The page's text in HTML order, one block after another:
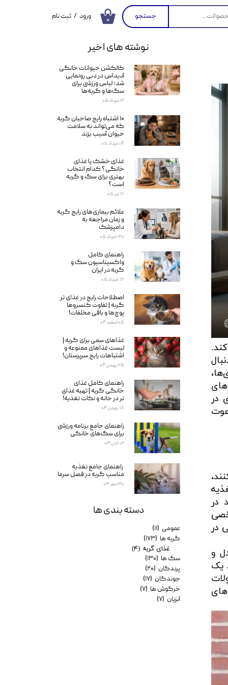
۰ جستجو ورود / ثبت نام
سفارشات
خروج از حساب
کاربردی در
در
در
و
یک
نوشته های اخیر
کالکشن حیوانات خانگی
آدیداس در دبی رونمایی
شد؛ لباس ورزشی برای
سگ‌ها و گربه‌ها
۱۴ مرداد ۰۵
۱۰ اشتباه رایج صاحبان گربه
که می‌تواند به سلامت
حیوان آسیب بزند
۰۴ مرداد ۰۵
غذای خشک یا غذای
خانگی؟ کدام انتخاب
بهتری برای سگ و گربه
است؟
۱۶ تیر ۰۵
علائم بیماری‌های رایج گربه
و زمان مراجعه به
دامپزشک
۳۰ خرداد ۰۵
راهنمای کامل
واکسیناسیون سگ و
گربه در ایران
۱۶ خرداد ۰۵
اصطلاحات رایج در غذای تر
گربه | تفاوت کنسروها
پوچ‌ها و باقی مخلفات!
۰۵ اسفند ۰۴
غذاهای سمی برای گربه‌ |
لیست غذاهای ممنوعه و
اشتباهات رایج سرپرستان!
۲۵ بهمن ۰۴
راهنمای کامل غذای
خانگی گربه | تهیه غذای
تر در خانه و نکات تغذیه!
۱۸ بهمن ۰۴
راهنمای جامع برنامه ورزشی
برای سگ‌های خانگی
۰۲ آبان ۰۳
راهنمای جامع تغذیه
مناسب گربه در فصل سرما
۳۰ مهر ۰۳
دسته بندی ها
عمومی (۱۱)
گربه ها (۱۷۳)
غذای گربه (۴)
سگ ها (۱۳۰)
پرندگان (۲۰)
جوندگان (۱۷)
خرگوش ها (۷)
آبزیان (۷)